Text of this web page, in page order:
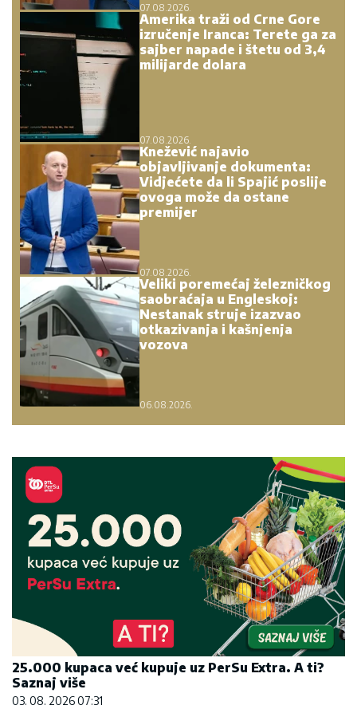
07.08.2026.
Amerika traži od Crne Gore
izručenje Iranca: Terete ga za
sajber napade i štetu od 3,4
milijarde dolara
07.08.2026.
Knežević najavio
objavljivanje dokumenta:
Vidjećete da li Spajić poslije
ovoga može da ostane
premijer
07.08.2026.
Veliki poremećaj železničkog
saobraćaja u Engleskoj:
Nestanak struje izazvao
otkazivanja i kašnjenja
vozova
06.08.2026.
25.000 kupaca već kupuje uz PerSu Extra. A ti?
Saznaj više
03. 08. 2026 07:31